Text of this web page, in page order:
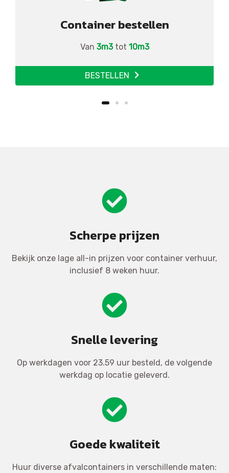
Container bestellen
Van 3m3 tot 10m3
BESTELLEN
Scherpe prijzen
Bekijk onze lage all-in prijzen voor container verhuur,
inclusief 8 weken huur.
Snelle levering
Op werkdagen voor 23.59 uur besteld, de volgende
werkdag op locatie geleverd.
Goede kwaliteit
Huur diverse afvalcontainers in verschillende maten: